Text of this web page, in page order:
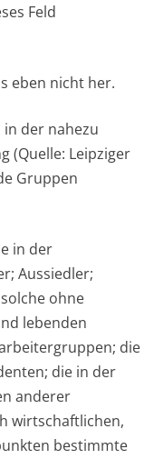
Feld
eben nicht her.
in der nahezu
(Quelle: Leipziger
Gruppen
in der
Aussiedler;
ohne
lebenden
die
die in der
anderer
wirtschaftlichen,
bestimmte